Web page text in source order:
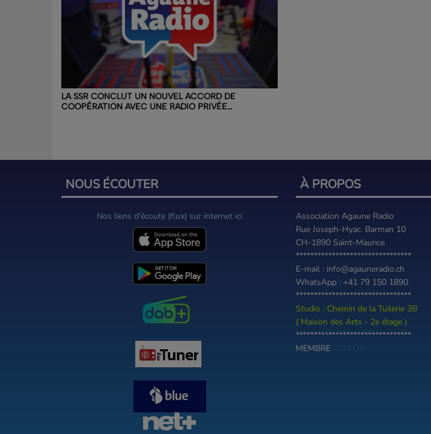
LA SSR CONCLUT UN NOUVEL ACCORD DE
COOPÉRATION AVEC UNE RADIO PRIVÉE
NOUS ÉCOUTER
Nos liens d'écoute (flux) sur internet ici
À PROPOS
Association Agaune Radio
Rue Joseph-Hyac. Barman 10
CH-1890 Saint-Maurice
********************************
E-mail : info@agauneradio.ch
WhatsApp : +41 79 150 1890
********************************
Studio : Chemin de la Tuilerie 3B
( Maison des Arts - 2e étage )
********************************
MEMBRE